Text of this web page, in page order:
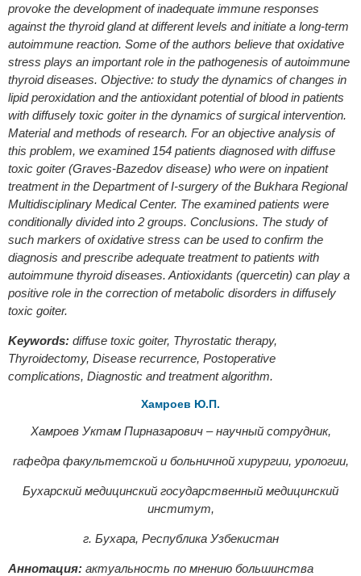
provoke the development of inadequate immune responses
against the thyroid gland at different levels and initiate a long-term
autoimmune reaction. Some of the authors believe that oxidative
stress plays an important role in the pathogenesis of autoimmune
thyroid diseases. Objective: to study the dynamics of changes in
lipid peroxidation and the antioxidant potential of blood in patients
with diffusely toxic goiter in the dynamics of surgical intervention.
Material and methods of research. For an objective analysis of
this problem, we examined 154 patients diagnosed with diffuse
toxic goiter (Graves-Bazedov disease) who were on inpatient
treatment in the Department of I-surgery of the Bukhara Regional
Multidisciplinary Medical Center. The examined patients were
conditionally divided into 2 groups. Conclusions. The study of
such markers of oxidative stress can be used to confirm the
diagnosis and prescribe adequate treatment to patients with
autoimmune thyroid diseases. Antioxidants (quercetin) can play a
positive role in the correction of metabolic disorders in diffusely
toxic goiter.
Keywords: diffuse toxic goiter, Thyrostatic therapy,
Thyroidectomy, Disease recurrence, Postoperative
complications, Diagnostic and treatment algorithm.
Хамроев Ю.П.
Хамроев Уктам Пирназарович – научный сотрудник,
rафедра факультетской и больничной хирургии, урологии,
Бухарский медицинский государственный медицинский
институт,
г. Бухара, Республика Узбекистан
Аннотация: актуальность по мнению большинства